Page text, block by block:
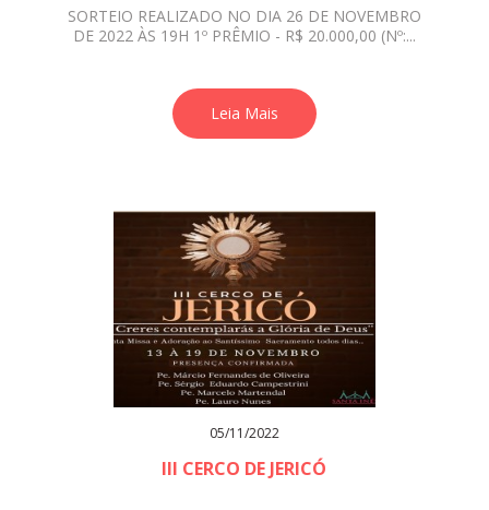
SORTEIO REALIZADO NO DIA 26 DE NOVEMBRO
DE 2022 ÀS 19H 1º PRÊMIO - R$ 20.000,00 (Nº:...
Leia Mais
05/11/2022
III CERCO DE JERICÓ